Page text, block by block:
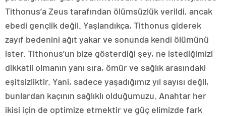
Tithonus’a Zeus tarafından ölümsüzlük verildi, ancak
ebedi gençlik değil. Yaşlandıkça, Tithonus giderek
zayıf bedenini ağıt yakar ve sonunda kendi ölümünü
ister. Tithonus’un bize gösterdiği şey, ne istediğimizi
dikkatli olmanın yanı sıra, ömür ve sağlık arasındaki
eşitsizliktir. Yani, sadece yaşadığımız yıl sayısı değil,
bunlardan kaçının sağlıklı olduğumuzu. Anahtar her
ikisi için de optimize etmektir ve güç elimizde fark